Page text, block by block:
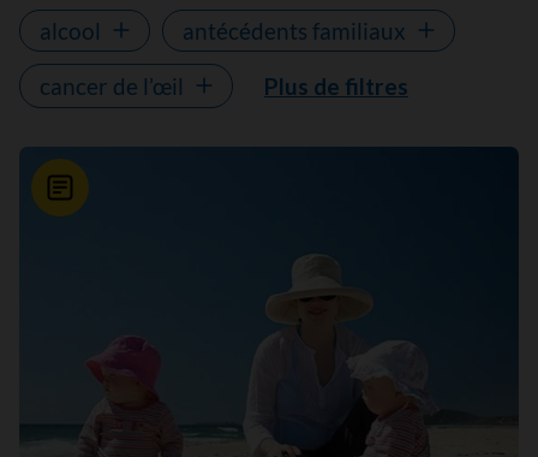
alcool
antécédents familiaux
cancer de l’œil
Plus de filtres
Nouvelle